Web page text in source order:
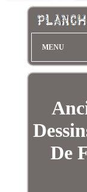
MENU
De